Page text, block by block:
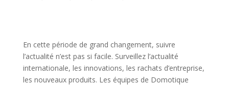
En cette période de grand changement, suivre
l’actualité n’est pas si facile. Surveillez l’actualité
internationale, les innovations, les rachats d’entreprise,
les nouveaux produits. Les équipes de Domotique